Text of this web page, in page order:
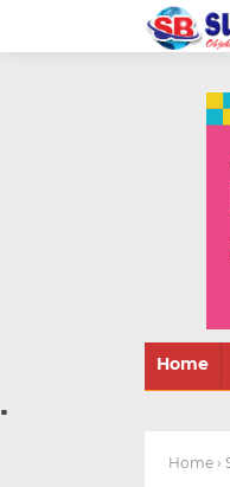
Bima
Home
.
Home ›